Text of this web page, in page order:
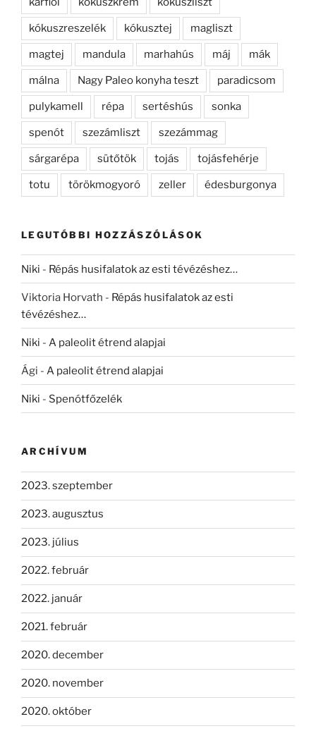
kókuszreszelék kókusztej magliszt
magtej mandula marhahús máj mák
málna Nagy Paleo konyha teszt paradicsom
pulykamell répa sertéshús sonka
spenót szezámliszt szezámmag
sárgarépa sütőtök tojás tojásfehérje
totu törökmogyoró zeller édesburgonya
LEGUTÓBBI HOZZÁSZÓLÁSOK
Niki - Répás husifalatok az esti tévézéshez…
Viktoria Horvath - Répás husifalatok az esti
tévézéshez…
Niki - A paleolit étrend alapjai
Ági - A paleolit étrend alapjai
Niki - Spenótfőzelék
ARCHÍVUM
2023. szeptember
2023. augusztus
2023. július
2022. február
2022. január
2021. február
2020. december
2020. november
2020. október